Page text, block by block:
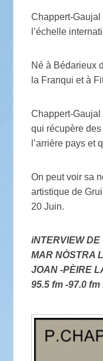
Chappert-Gaujal
l’échelle
Né à Bédarieux
la Franqui et à
Chappert-Gaujal
qui récupère
l’arrière pays et
On peut voir sa
artistique de
20 Juin.
iNTERVIEW
MAR NÒSTRA
JOAN -PÈIRE
95.5 fm -97.0 fm